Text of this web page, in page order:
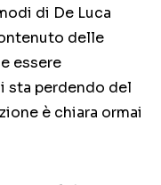
di De Luca
delle
essere
sta perdendo del
è chiara ormai